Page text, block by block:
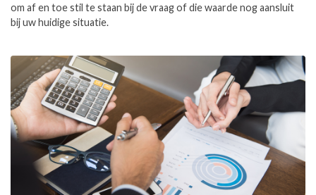
om af en toe stil te staan bij de vraag of die waarde nog aansluit
bij uw huidige situatie.